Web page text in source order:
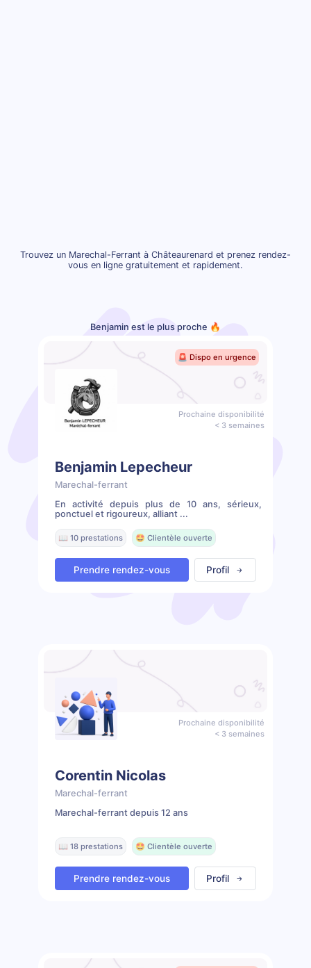
Trouvez un Marechal-Ferrant à Châteaurenard et prenez rendez-
vous en ligne gratuitement et rapidement.
Benjamin est le plus proche 🔥
🚨 Dispo en urgence
Prochaine disponibilité
< 3 semaines
Benjamin Lepecheur
Marechal-ferrant
En activité depuis plus de 10 ans, sérieux,
ponctuel et rigoureux, alliant ...
📖 10 prestations 🤩 Clientèle ouverte
Prendre rendez-vous Profil
Prochaine disponibilité
< 3 semaines
Corentin Nicolas
Marechal-ferrant
Marechal-ferrant depuis 12 ans
📖 18 prestations 🤩 Clientèle ouverte
Prendre rendez-vous Profil